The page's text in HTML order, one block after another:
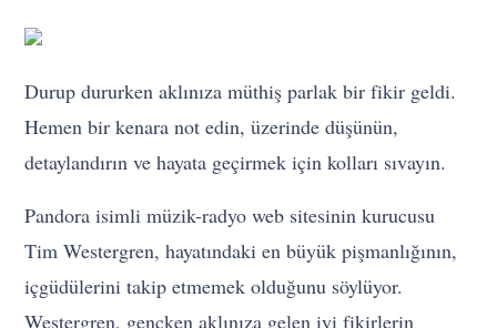
Durup dururken aklınıza müthiş parlak bir fikir geldi.
Hemen bir kenara not edin, üzerinde düşünün,
detaylandırın ve hayata geçirmek için kolları sıvayın.
Pandora isimli müzik-radyo web sitesinin kurucusu
Tim Westergren, hayatındaki en büyük pişmanlığının,
içgüdülerini takip etmemek olduğunu söylüyor.
Westergren, gençken aklınıza gelen iyi fikirlerin